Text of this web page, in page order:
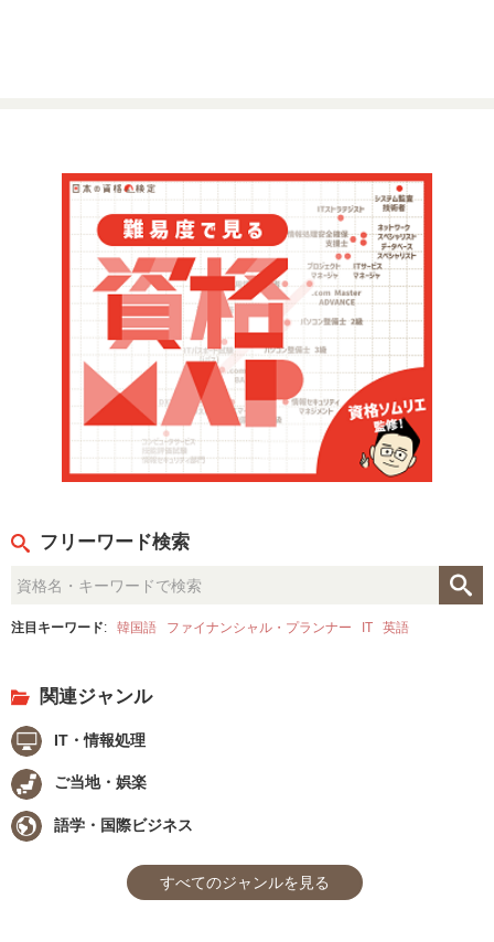
フリーワード検索
注目キーワード: 韓国語 ファイナンシャル・プランナー IT 英語
関連ジャンル
IT・情報処理
ご当地・娯楽
語学・国際ビジネス
すべてのジャンルを見る